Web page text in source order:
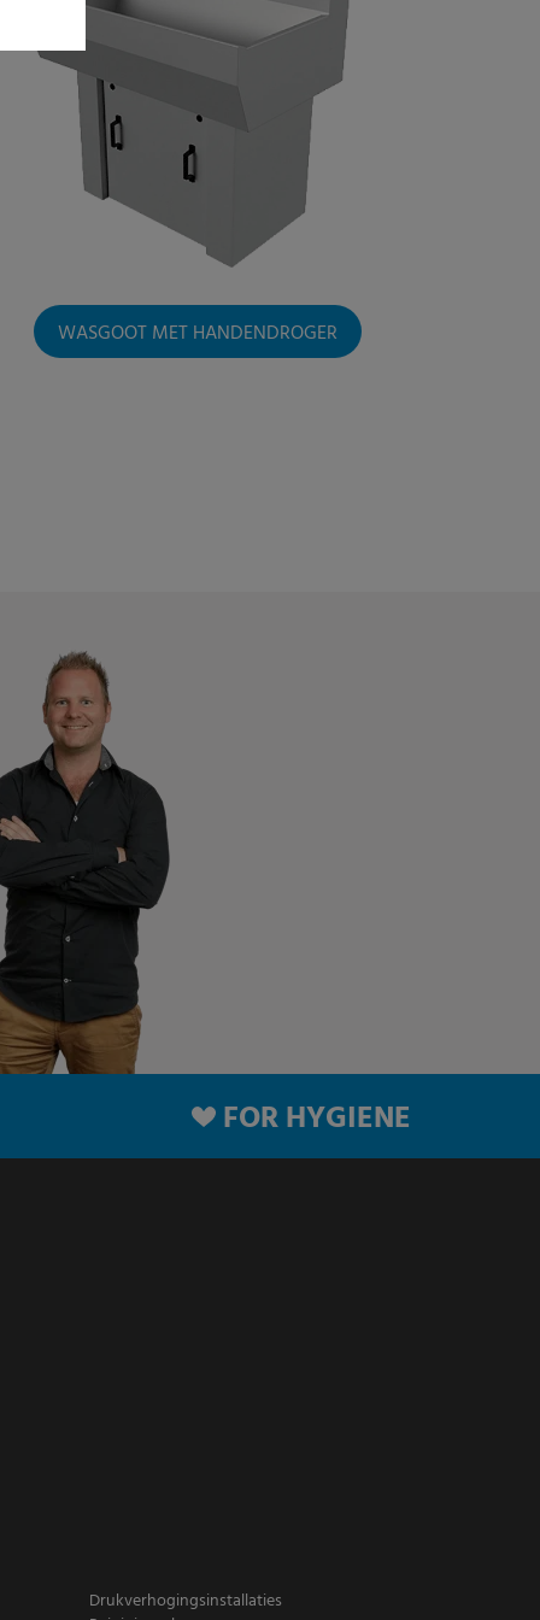
WASGOOT MET HANDENDROGER
FOR HYGIENE
Drukverhogingsinstallaties